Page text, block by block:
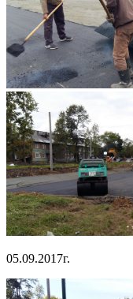
05.09.2017г.